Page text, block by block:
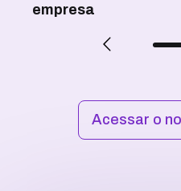
empresa
Acessar o